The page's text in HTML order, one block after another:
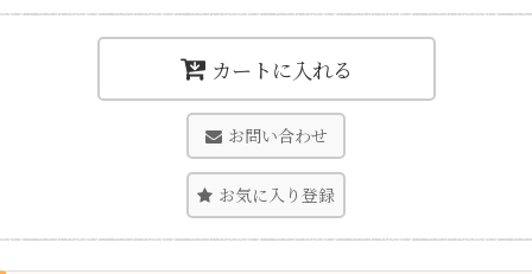
カートに入れる
お問い合わせ
お気に入り登録